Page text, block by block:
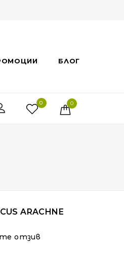
БЛОГ
0 0
ARACHNE
отзив